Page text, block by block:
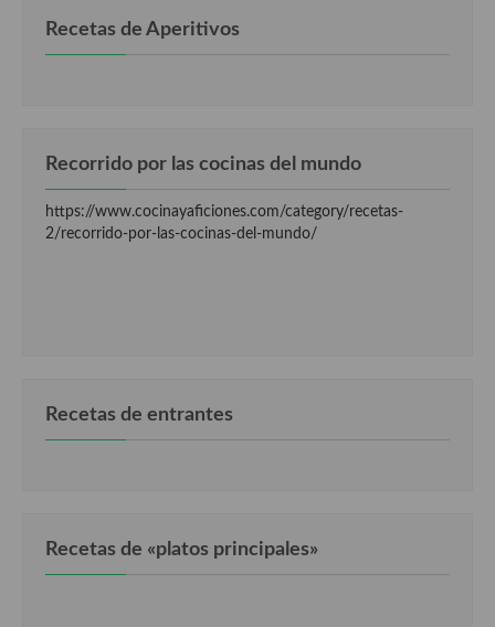
Recetas de Aperitivos
Recorrido por las cocinas del mundo
https://www.cocinayaficiones.com/category/recetas-
2/recorrido-por-las-cocinas-del-mundo/
Recetas de entrantes
Recetas de «platos principales»